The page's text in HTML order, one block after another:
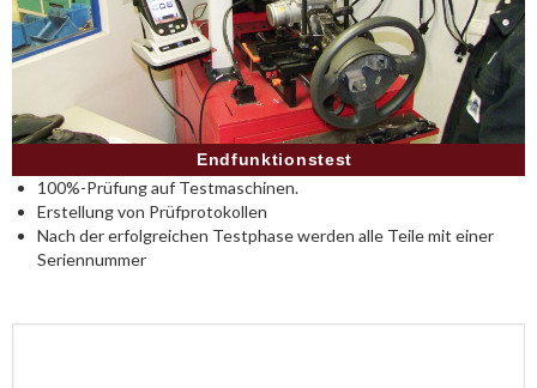
Endfunktionstest
100%-Prüfung auf Testmaschinen.
Erstellung von Prüfprotokollen
Nach der erfolgreichen Testphase werden alle Teile mit einer
Seriennummer